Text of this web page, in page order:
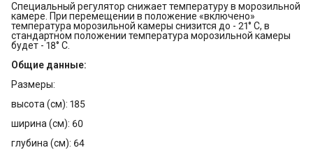
Специальный регулятор снижает температуру в морозильной
камере. При перемещении в положение «включено»
температура морозильной камеры снизится до - 21° С, в
стандартном положении температура морозильной камеры
будет - 18° С.
Общие данные:
Размеры:
высота (см): 185
ширина (см): 60
глубина (см): 64